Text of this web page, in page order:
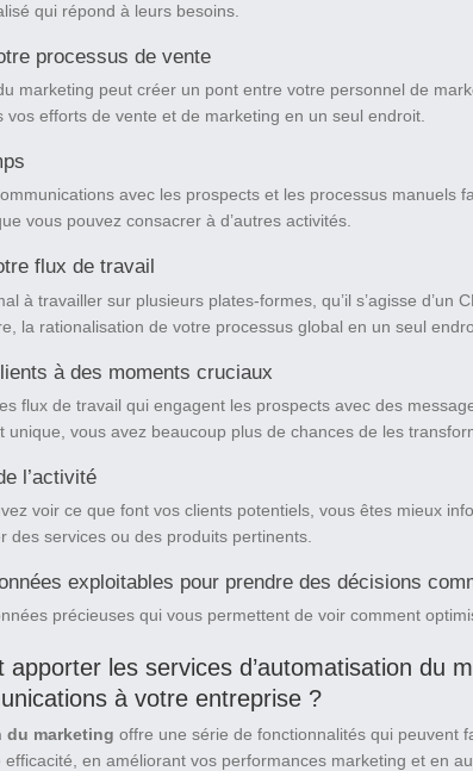
qui répond à leurs besoins.
processus de vente
marketing peut créer un pont entre votre personnel de
vos efforts de vente et de marketing en un seul endroit.
avec les prospects et les processus manuels
vous pouvez consacrer à d’autres activités.
flux de travail
à travailler sur plusieurs plates-formes, qu’il s’agisse d’un
la rationalisation de votre processus global en un seul
à des moments cruciaux
flux de travail qui engagent les prospects avec des
unique, vous avez beaucoup plus de chances de les
l’activité
voir ce que font vos clients potentiels, vous êtes mieux
des services ou des produits pertinents.
exploitables pour prendre des décisions
précieuses qui vous permettent de voir comment
apporter les services d’automatisation du
à votre entreprise ?
du marketing offre une série de fonctionnalités qui peuvent
en améliorant vos performances marketing et en